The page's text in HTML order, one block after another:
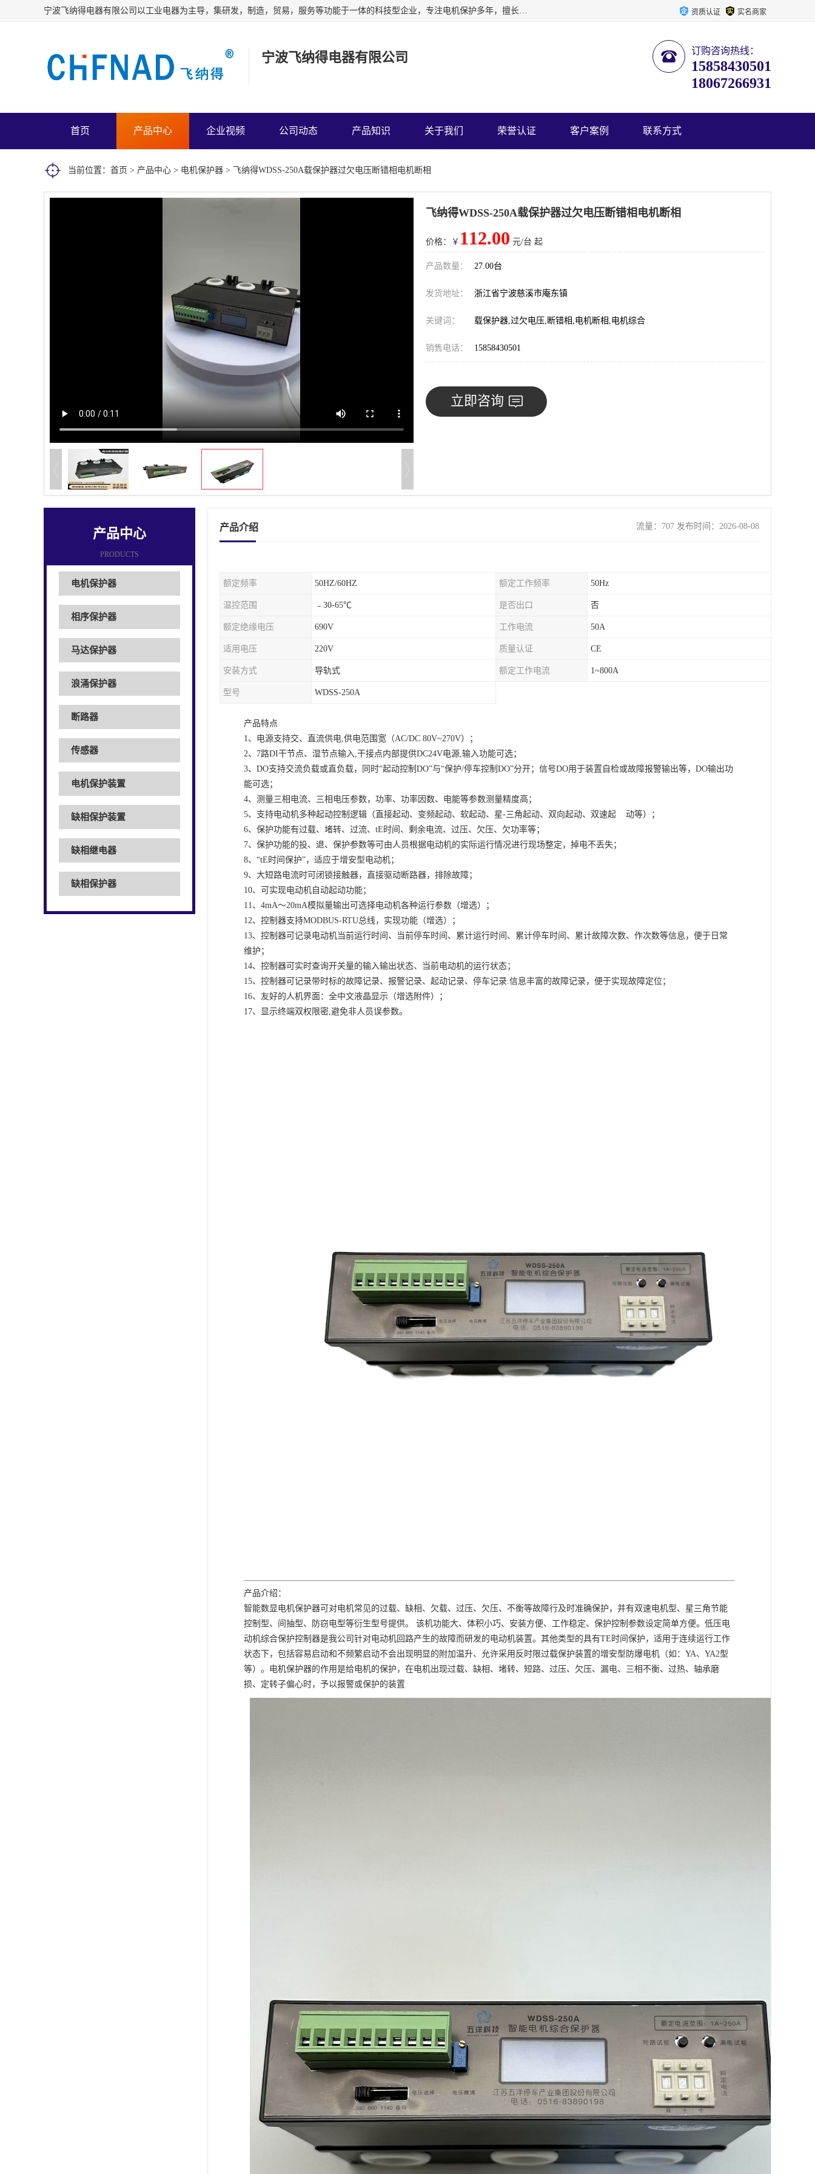
宁波飞纳得电器有限公司以工业电器为主导，集研发，制造，贸易，服务等功能于一体的科技型企业，专注电机保护多年，擅长单片机技术在工业控制、电力电子、汽车电子等领域的应用。主要产品有电机保护器，缺相保护器，相序保护器，电压电流表，浪涌保护器，温控器等我们的使命是通过系统的解决方案为客户创造高的价值，我们也热诚欢迎国内外客户来公司考察交流。 资质认证 实名商家
宁波飞纳得电器有限公司 订购咨询热线：
15858430501
18067266931
首页 产品中心 企业视频 公司动态 产品知识 关于我们 荣誉认证 客户案例 联系方式
当前位置： 首页 > 产品中心 > 电机保护器 > 飞纳得WDSS-250A载保护器过欠电压断错相电机断相
飞纳得WDSS-250A载保护器过欠电压断错相电机断相
价格：￥ 112.00 元/台 起
产品数量： 27.00台
发货地址： 浙江省宁波慈溪市庵东镇
关键词： 载保护器,过欠电压,断错相,电机断相,电机综合
销售电话： 15858430501
立即咨询
产品中心
PRODUCTS
电机保护器
相序保护器
马达保护器
浪涌保护器
断路器
传感器
电机保护装置
缺相保护装置
缺相继电器
缺相保护器
产品介绍 流量：707 发布时间：2026-08-08
额定频率 50HZ/60HZ 额定工作频率 50Hz
温控范围 ﹣30-65℃ 是否出口 否
额定绝缘电压 690V 工作电流 50A
适用电压 220V 质量认证 CE
安装方式 导轨式 额定工作电流 1~800A
型号 WDSS-250A
产品特点
1、电源支持交、直流供电,供电范围宽（AC/DC 80V~270V）；
2、7路DI干节点、湿节点输入,干接点内部提供DC24V电源,输入功能可选；
3、DO支持交流负载或直负载，同时“起动控制DO”与“保护/停车控制DO”分开；信号DO用于装置自检或故障报警输出等，DO输出功
能可选；
4、测量三相电流、三相电压参数，功率、功率因数、电能等参数测量精度高；
5、支持电动机多种起动控制逻辑（直接起动、变频起动、软起动、星-三角起动、双向起动、双速起 动等）；
6、保护功能有过载、堵转、过流、tE时间、剩余电流、过压、欠压、欠功率等；
7、保护功能的投、退、保护参数等可由人员根据电动机的实际运行情况进行现场整定，掉电不丢失；
8、“tE时间保护”，适应于增安型电动机；
9、大短路电流时可闭锁接触器，直接驱动断路器，排除故障；
10、可实现电动机自动起动功能；
11、4mA～20mA模拟量输出可选择电动机各种运行参数（增选）；
12、控制器支持MODBUS-RTU总线，实现功能（增选）；
13、控制器可记录电动机当前运行时间、当前停车时间、累计运行时间、累计停车时间、累计故障次数、作次数等信息，便于日常
维护；
14、控制器可实时查询开关量的输入输出状态、当前电动机的运行状态；
15、控制器可记录带时标的故障记录、报警记录、起动记录、停车记录.信息丰富的故障记录，便于实现故障定位；
16、友好的人机界面：全中文液晶显示（增选附件）；
17、显示终端双权限密,避免非人员误参数。
产品介绍：
智能数显电机保护器可对电机常见的过载、缺相、欠载、过压、欠压、不衡等故障行及时准确保护，并有双速电机型、星三角节能
控制型、间抽型、防窃电型等衍生型号提供。
该机功能大、体积小巧、安装方便、工作稳定、保护控制参数设定简单方便。低压电
动机综合保护控制器是我公司针对电动机回路产生的故障而研发的电动机装置。其他类型的具有TE时间保护，适用于连续运行工作
状态下，包括容易启动和不频繁启动不会出现明显的附加温升、允许采用反时限过载保护装置的增安型防爆电机（如：YA、YA2型
等）。电机保护器的作用是给电机的保护，在电机出现过载、缺相、堵转、短路、过压、欠压、漏电、三相不衡、过热、轴承磨
损、定转子偏心时，予以报警或保护的装置